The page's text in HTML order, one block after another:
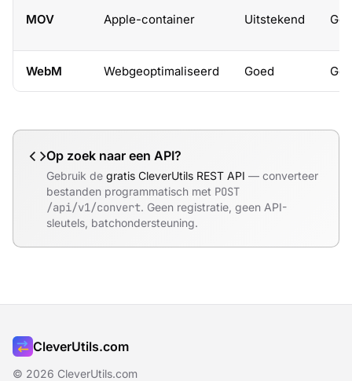
MOV Apple-container Uitstekend
WebM Webgeoptimaliseerd Goed
Op zoek naar een API?
Gebruik de gratis CleverUtils REST API — converteer
bestanden programmatisch met POST
/api/v1/convert. Geen registratie, geen API-
sleutels, batchondersteuning.
CleverUtils.com
© 2026 CleverUtils.com